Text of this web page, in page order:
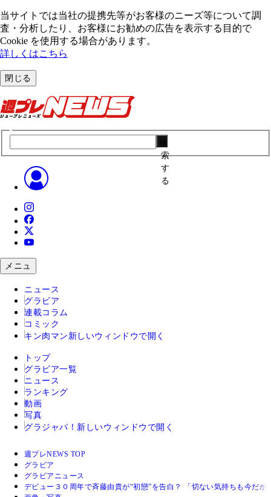
当サイトでは当社の提携先等がお客様のニーズ等について調
査・分析したり、お客様にお勧めの広告を表⽰する⽬的で
Cookie を使⽤する場合があります。
詳しくはこちら
閉じる
索
す
る
メニュ
ニュース
グラビア
連載コラム
コミック
キン肉マン 新しいウィンドウで開く
トップ
グラビア一覧
ニュース
ランキング
動画
写真
グラジャパ！ 新しいウィンドウで開く
週プレNEWS TOP
グラビア
グラビアニュース
デビュー３０周年で斉藤由貴が“初戀”を告白？ 「切ない気持ちも今だか